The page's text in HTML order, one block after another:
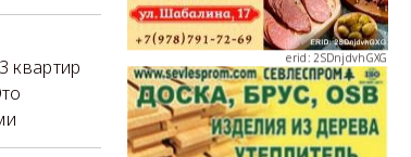
квартир
erid: 2SDnjdvhGXG